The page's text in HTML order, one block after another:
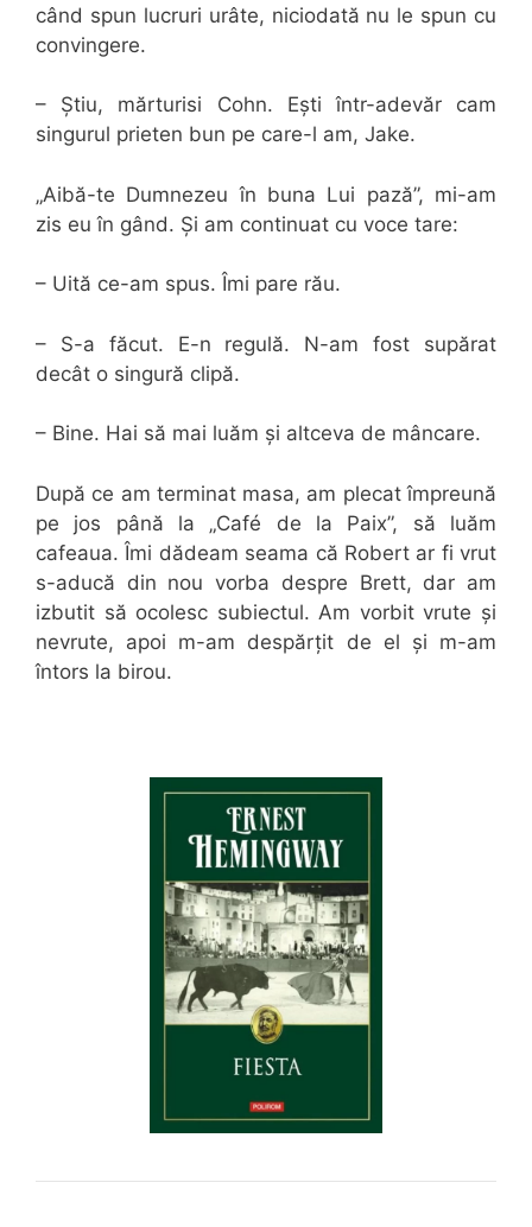
când spun lucruri urâte, niciodată nu le spun cu
convingere.
– Știu, mărturisi Cohn. Ești într-adevăr cam
singurul prieten bun pe care-l am, Jake.
„Aibă-te Dumnezeu în buna Lui pază”, mi-am
zis eu în gând. Și am continuat cu voce tare:
– Uită ce-am spus. Îmi pare rău.
– S-a făcut. E-n regulă. N-am fost supărat
decât o singură clipă.
– Bine. Hai să mai luăm și altceva de mâncare.
După ce am terminat masa, am plecat împreună
pe jos până la „Café de la Paix”, să luăm
cafeaua. Îmi dădeam seama că Robert ar fi vrut
s-aducă din nou vorba despre Brett, dar am
izbutit să ocolesc subiectul. Am vorbit vrute și
nevrute, apoi m-am despărțit de el și m-am
întors la birou.